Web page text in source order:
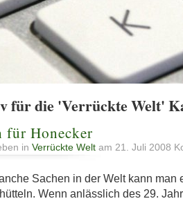
für die 'Verrückte Welt'
für Honecker
in Verrückte Welt am 21. Juli 2008
Sachen in der Welt kann man
Wenn anlässlich des 29.